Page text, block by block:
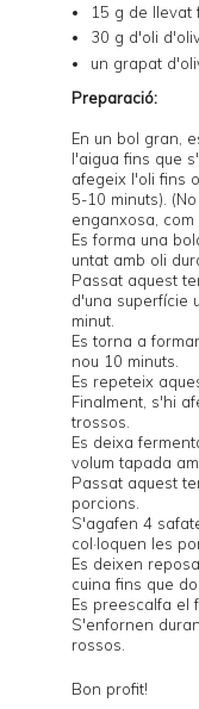
15 g de llevat
30 g d'oli
un grapat
Preparació:
En un bol gran,
l'aigua fins que
afegeix l'oli fins
5-10 minuts).
enganxosa, com
Es forma una
untat amb oli
Passat aquest
d'una superfície
minut.
Es torna a
nou 10 minuts.
Es repeteix
Finalment, s'hi
trossos.
Es deixa
volum tapada
Passat aquest
porcions.
S'agafen 4
col·loquen les
Es deixen
cuina fins que
Es preescalfa el
S'enfornen
rossos.
Bon profit!